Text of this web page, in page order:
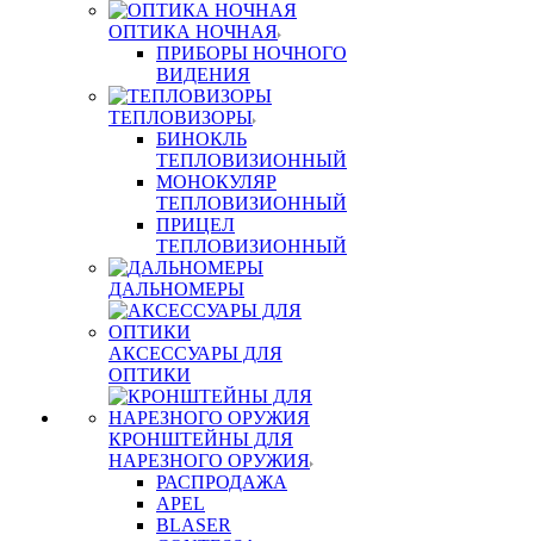
ОПТИКА НОЧНАЯ
ПРИБОРЫ НОЧНОГО
ВИДЕНИЯ
ТЕПЛОВИЗОРЫ
БИНОКЛЬ
ТЕПЛОВИЗИОННЫЙ
МОНОКУЛЯР
ТЕПЛОВИЗИОННЫЙ
ПРИЦЕЛ
ТЕПЛОВИЗИОННЫЙ
ДАЛЬНОМЕРЫ
АКСЕССУАРЫ ДЛЯ
ОПТИКИ
КРОНШТЕЙНЫ ДЛЯ
НАРЕЗНОГО ОРУЖИЯ
РАСПРОДАЖА
APEL
BLASER